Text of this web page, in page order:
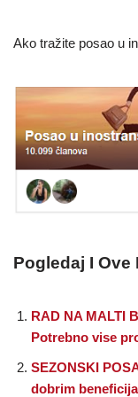
Ako tražite posao u
Pogledaj I Ove
RAD NA MALTI
Potrebno vise
SEZONSKI
dobrim